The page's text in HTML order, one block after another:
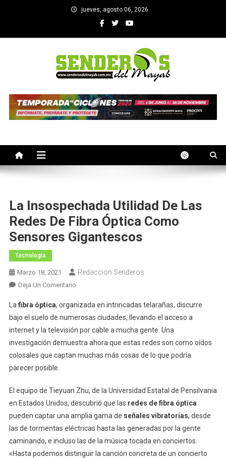
jueves, agosto 06, 2026
SENDEROS DEL MAYAB
La Insospechada Utilidad De Las
Redes De Fibra Óptica Como
Sensores Gigantescos
Tecnologia
Marzo 18, 2021 Redaccion Senderos
Deja Un ComentarioEn
Insospechada
Utilidad
De
Las
Redes
Óptica
Como
Sensores
La fibra óptica, organizada en intrincadas telarañas, discurre
bajo el suelo de numerosas ciudades, llevando el acceso a
internet y la televisión por cable a mucha gente. Una
investigación demuestra ahora que estas redes son como oídos
colosales que captan muchas más cosas de lo que podría
parecer posible.
El equipo de Tieyuan Zhu, de la Universidad Estatal de Pensilvania
en Estados Unidos, descubrió que las redes de fibra óptica
pueden captar una amplia gama de señales vibratorias, desde
las de tormentas eléctricas hasta las generadas por la gente
caminando, e incluso las de la música tocada en conciertos.
«Hasta podemos distinguir la canción concreta de un concierto